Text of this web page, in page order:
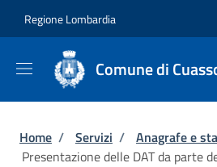
Regione Lombardia
Comune di
Briciole di pane
Home / Servizi / Anagrafe e
Presentazione delle DAT da parte